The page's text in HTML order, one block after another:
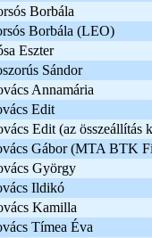
Borbála
Borbála (LEO)
Eszter
Sándor
Annamária
Edit
Edit (az összeállítás
Gábor (MTA BTK
György
Ildikó
Kamilla
Tímea Éva